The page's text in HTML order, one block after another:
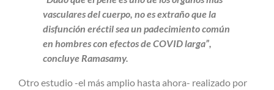
vasculares del cuerpo, no es extraño que la
disfunción eréctil sea un padecimiento común
en hombres con efectos de COVID larga”,
concluye Ramasamy.
Otro estudio -el más amplio hasta ahora- realizado por